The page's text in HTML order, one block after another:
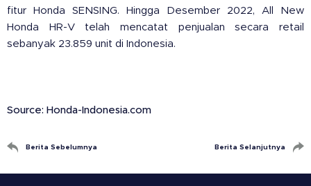
fitur Honda SENSING. Hingga Desember 2022, All New
Honda HR-V telah mencatat penjualan secara retail
sebanyak 23.859 unit di Indonesia.
Source: Honda-Indonesia.com
Berita Sebelumnya Berita Selanjutnya